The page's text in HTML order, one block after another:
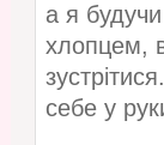
а я будучи
хлопцем,
себе у